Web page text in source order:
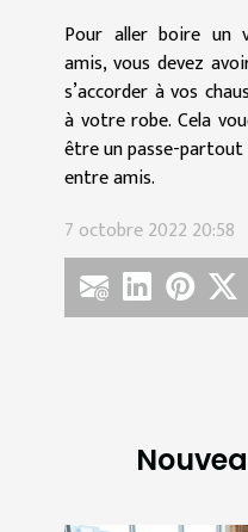
Pour aller boire un
amis, vous devez
s’accorder à vos
à votre robe. Cela
être un passe-
entre amis.
7 octobre 2022 20:58